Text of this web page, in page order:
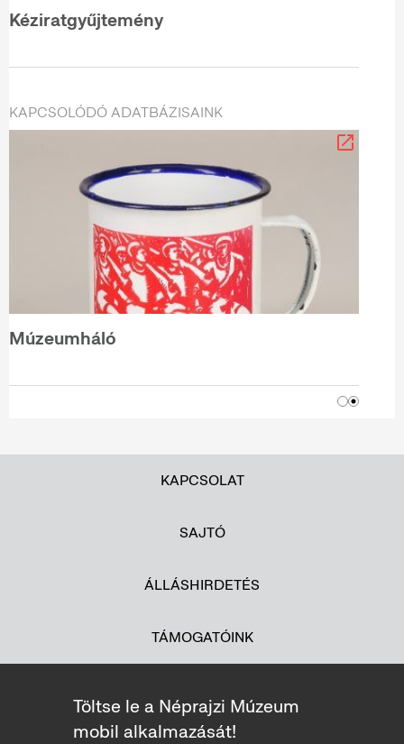
Kéziratgyűjtemény
KAPCSOLÓDÓ ADATBÁZISAINK
Múzeumháló
KAPCSOLAT
SAJTÓ
ÁLLÁSHIRDETÉS
TÁMOGATÓINK
Töltse le a Néprajzi Múzeum
mobil alkalmazását!